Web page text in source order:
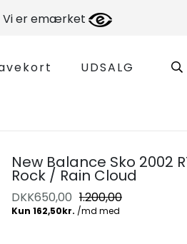
Vi er emærket
UDSALG
New Balance Sko 2002
Rock / Rain Cloud
DKK650,00 1.200,00